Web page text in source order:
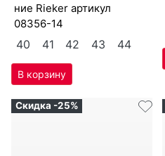
ние Ri­eker артикул
08356-14
40 41 42 43 44
Скидка -25%